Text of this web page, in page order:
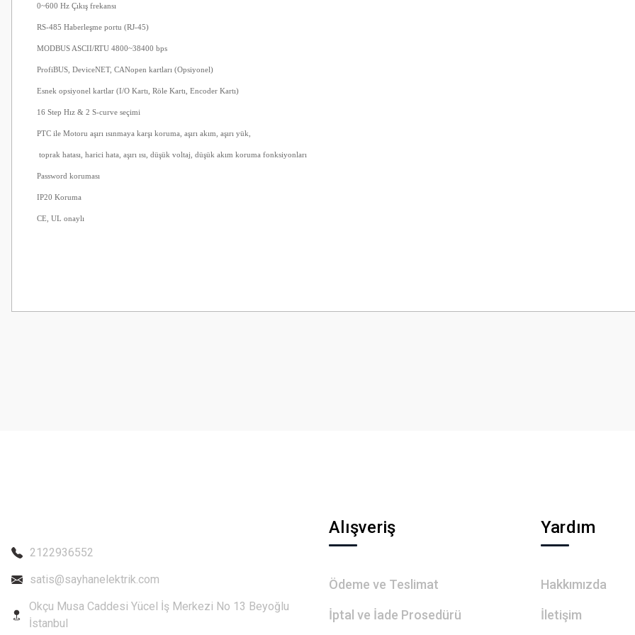
0~600 Hz Çıkış frekansı
RS-485 Haberleşme portu (RJ-45)
MODBUS ASCII/RTU 4800~38400 bps
ProfiBUS, DeviceNET, CANopen kartları (Opsiyonel)
Esnek opsiyonel kartlar (I/O Kartı, Röle Kartı, Encoder Kartı)
16 Step Hız & 2 S-curve seçimi
PTC ile Motoru aşırı ısınmaya karşı koruma, aşırı akım, aşırı yük,
toprak hatası, harici hata, aşırı ısı, düşük voltaj, düşük akım koruma fonksiyonları
Password koruması
IP20 Koruma
CE, UL onaylı
Görüş ve önerileriniz için teşekkür ederiz.
2122936552
satis@sayhanelektrik.com
Okçu Musa Caddesi Yücel İş Merkezi No 13 Beyoğlu
İstanbul
Alışveriş
Ödeme ve Teslimat
İptal ve İade Prosedürü
Yardım
Hakkımızda
İletişim